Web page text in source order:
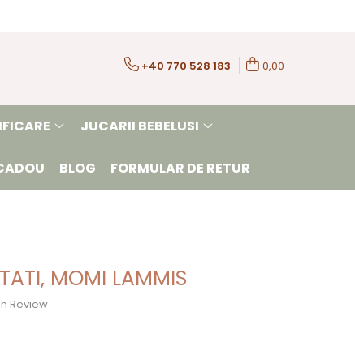
+40 770 528 183 0,00
JUCARII BEBELUSI
BLOG FORMULAR DE RETUR
MOMI LAMMIS
Review